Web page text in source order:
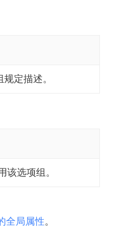
定描述。
该选项组。
全局属性。